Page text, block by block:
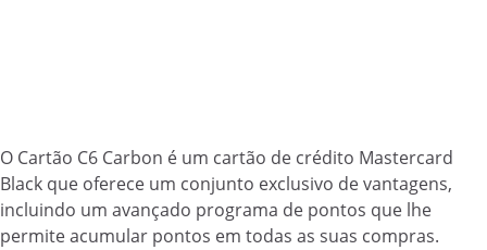
O Cartão C6 Carbon é um cartão de crédito Mastercard
Black que oferece um conjunto exclusivo de vantagens,
incluindo um avançado programa de pontos que lhe
permite acumular pontos em todas as suas compras.